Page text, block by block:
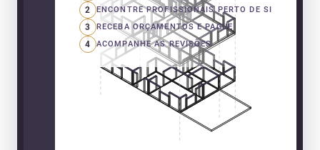
2 ENCONTRE PROFISSIONAIS PERTO DE SI
3 RECEBA ORÇAMENTOS E PAGUE
4 ACOMPANHE AS REVISÕES